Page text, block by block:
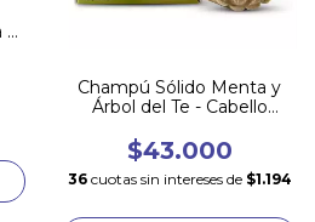
-
Champú Sólido Menta y
Árbol del Te - Cabello
$43.000
36 cuotas sin intereses de $1.194